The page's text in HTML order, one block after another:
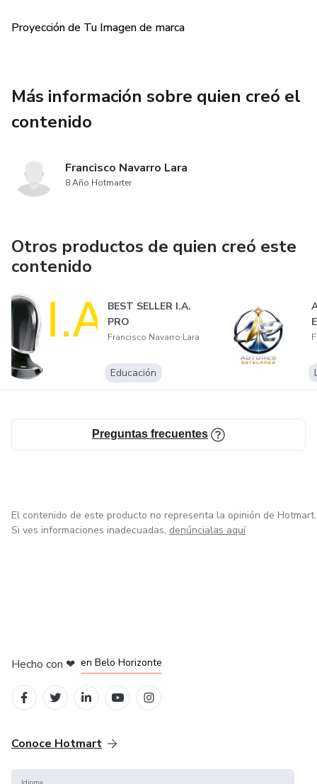
Proyección de Tu Imagen de marca
Más información sobre quien creó el
contenido
Francisco Navarro Lara
8 Año Hotmarter
Otros productos de quien creó este
contenido
BEST SELLER I.A.
PRO
Francisco Navarro Lara
Educación
Preguntas frecuentes
El contenido de este producto no representa la opinión de Hotmart.
Si ves informaciones inadecuadas, denúncialas aquí
Hecho con ❤ en Belo Horizonte
Conoce Hotmart